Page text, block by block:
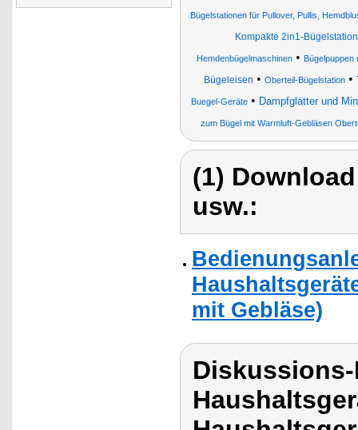
Bügelstationen für Pullover, Pullis,
Kompakte 2in1-
Hemdenbügelmaschinen• Bügelpuppen
Bügeleisen • Oberteil-Bügelstation •
Buegel-Geräte • Dampfglätter und
zum Bügel mit Warmluft-Gebläsen
(1)
usw.:
mit Gebläse)